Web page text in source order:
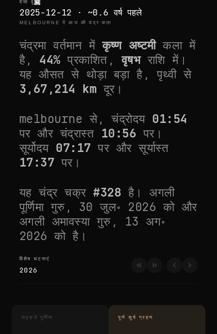
देजा वू
2025-12-12 · ~0.6 वर्ष पहले
MELBOURNE में आज की चंद्र कला
चंद्रमा वर्तमान मेंकृष्ण अष्टमीकला में
है, 44%प्रकाशित,वृषभराशि में।
यहऔसत से थोड़ा बड़ाहै, पृथ्वी से
3,67,214 km दूर।
melbourne से, चंद्रोदय 01:54
पर और चंद्रास्त 10:56 पर।
सूर्योदय 07:17 पर और सूर्यास्त
17:37 पर।
यह चंद्र चक्र#328 है। अगली
पूर्णिमागुरु, 30 जुल॰ 2026 को और
अगली अमावस्यागुरु, 13 अग॰
2026 को है।
विशेष घटनाएं
विशेष घटनाएं
2026
माइक्रो पूर्णिमा पूर्ण सूर्य ग्रहण